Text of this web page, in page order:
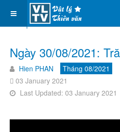
Ngày 30/08/2021:
Hien PHAN
Tháng 08/2021
03 January 2021
Last Updated: 03 January 2021